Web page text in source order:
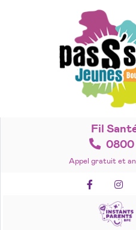
Fil
0800
Appel gratuit et
Facebook